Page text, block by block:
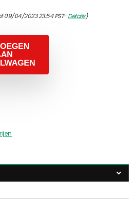
09/04/2023 23:54 PST-Details)